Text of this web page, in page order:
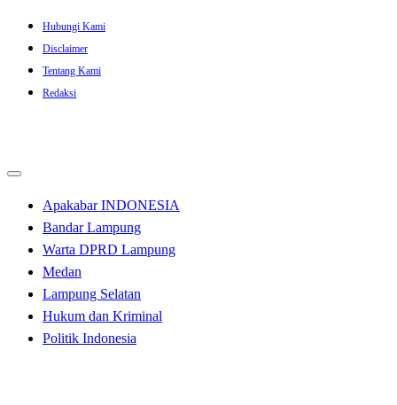
Skip
content
Hubungi Kami
Disclaimer
Tentang Kami
Redaksi
Apakabar INDONESIA
Bandar Lampung
Warta DPRD Lampung
Medan
Lampung Selatan
Hukum dan Kriminal
Politik Indonesia